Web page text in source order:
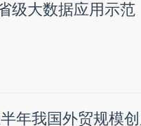
级大数据应用示范
年我国外贸规模